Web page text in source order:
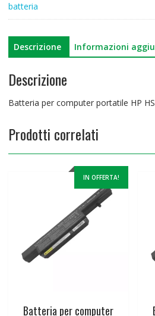
batteria
Descrizione Informazioni
Descrizione
Batteria per computer portatile HP
Prodotti correlati
IN OFFERTA!
Batteria per computer